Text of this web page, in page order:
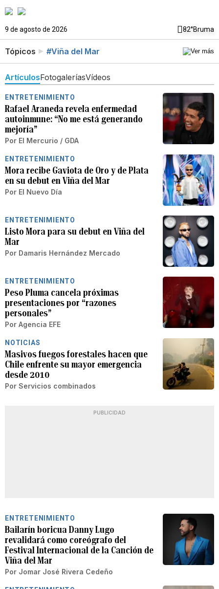
9 de agosto de 2026 82°Bruma
Tópicos #Viña del Mar
ArtículosFotogaleríasVídeos
ENTRETENIMIENTO
Rafael Araneda revela enfermedad
autoinmune: “No me está generando
mejoría”
Por El Mercurio / GDA
ENTRETENIMIENTO
Mora recibe Gaviota de Oro y de Plata
en su debut en Viña del Mar
Por El Nuevo Día
ENTRETENIMIENTO
Listo Mora para su debut en Viña del
Mar
Por Damaris Hernández Mercado
ENTRETENIMIENTO
Peso Pluma cancela próximas
presentaciones por “razones
personales”
Por Agencia EFE
NOTICIAS
Masivos fuegos forestales hacen que
Chile enfrente su mayor emergencia
desde 2010
Por Servicios combinados
PUBLICIDAD
ENTRETENIMIENTO
Bailarín boricua Danny Lugo
revalidará como coreógrafo del
Festival Internacional de la Canción de
Viña del Mar
Por Jomar José Rivera Cedeño